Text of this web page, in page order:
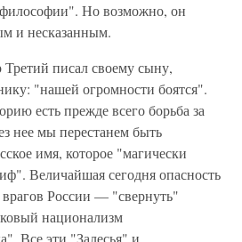
Но возможно, он
и несказанным.
писал своему сыну,
"нашей огромности боятся".
есть прежде всего борьба за
нее мы перестанем быть
имя, которое "магически
Величайшая сегодня опасность
России — "свернуть"
национализм
Все эти "Залесья" и